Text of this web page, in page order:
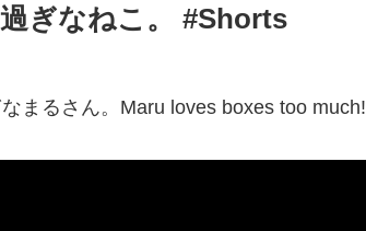
ぎなねこ。 #Shorts
まるさん。Maru loves boxes too much!